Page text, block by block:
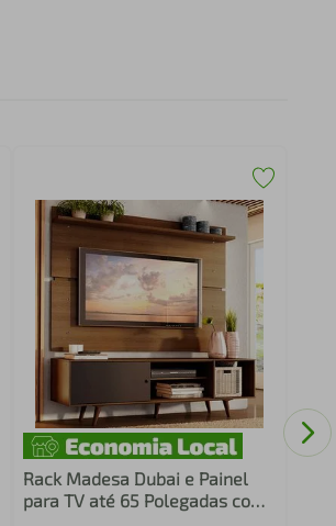
Rack Madesa Dubai e Painel
para TV até 65 Polegadas com
Pés